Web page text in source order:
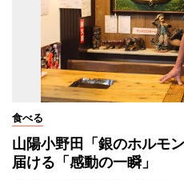
食べる
山陽小野田「銀のホルモ
届ける「感動の一瞬」